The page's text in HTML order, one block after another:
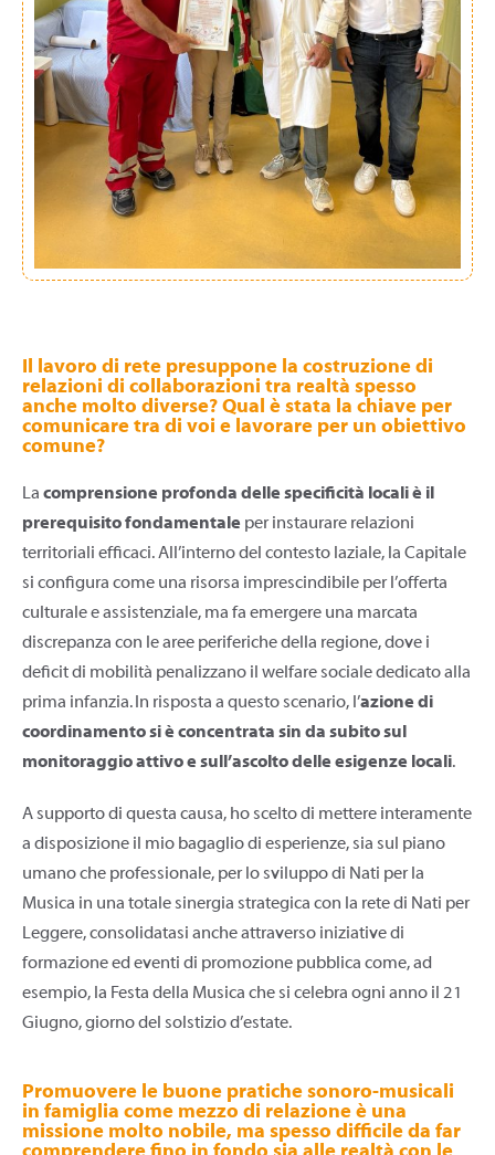
Il lavoro di rete presuppone la costruzione di
relazioni di collaborazioni tra realtà spesso
anche molto diverse? Qual è stata la chiave per
comunicare tra di voi e lavorare per un obiettivo
comune?
La comprensione profonda delle specificità locali è il
prerequisito fondamentale per instaurare relazioni
territoriali efficaci. All’interno del contesto laziale, la Capitale
si configura come una risorsa imprescindibile per l’offerta
culturale e assistenziale, ma fa emergere una marcata
discrepanza con le aree periferiche della regione, dove i
deficit di mobilità penalizzano il welfare sociale dedicato alla
prima infanzia. In risposta a questo scenario, l’azione di
coordinamento si è concentrata sin da subito sul
monitoraggio attivo e sull’ascolto delle esigenze locali.
A supporto di questa causa, ho scelto di mettere interamente
a disposizione il mio bagaglio di esperienze, sia sul piano
umano che professionale, per lo sviluppo di Nati per la
Musica in una totale sinergia strategica con la rete di Nati per
Leggere, consolidatasi anche attraverso iniziative di
formazione ed eventi di promozione pubblica come, ad
esempio, la Festa della Musica che si celebra ogni anno il 21
Giugno, giorno del solstizio d’estate.
Promuovere le buone pratiche sonoro-musicali
in famiglia come mezzo di relazione è una
missione molto nobile, ma spesso difficile da far